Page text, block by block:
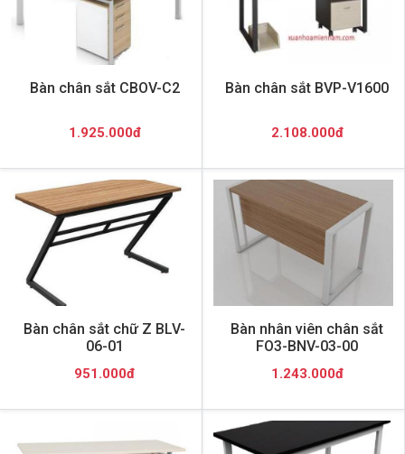
Bàn chân sắt CBOV-C2
1.925.000đ
Bàn chân sắt BVP-V1600
2.108.000đ
Bàn chân sắt chữ Z BLV-
06-01
951.000đ
Bàn nhân viên chân sắt
FO3-BNV-03-00
1.243.000đ